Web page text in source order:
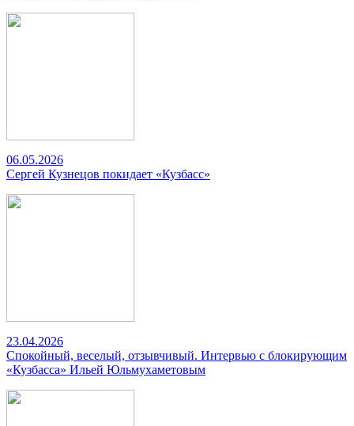
06.05.2026
Сергей Кузнецов покидает «Кузбасс»
23.04.2026
Спокойный, веселый, отзывчивый. Интервью с блокирующим
«Кузбасса» Ильей Юльмухаметовым